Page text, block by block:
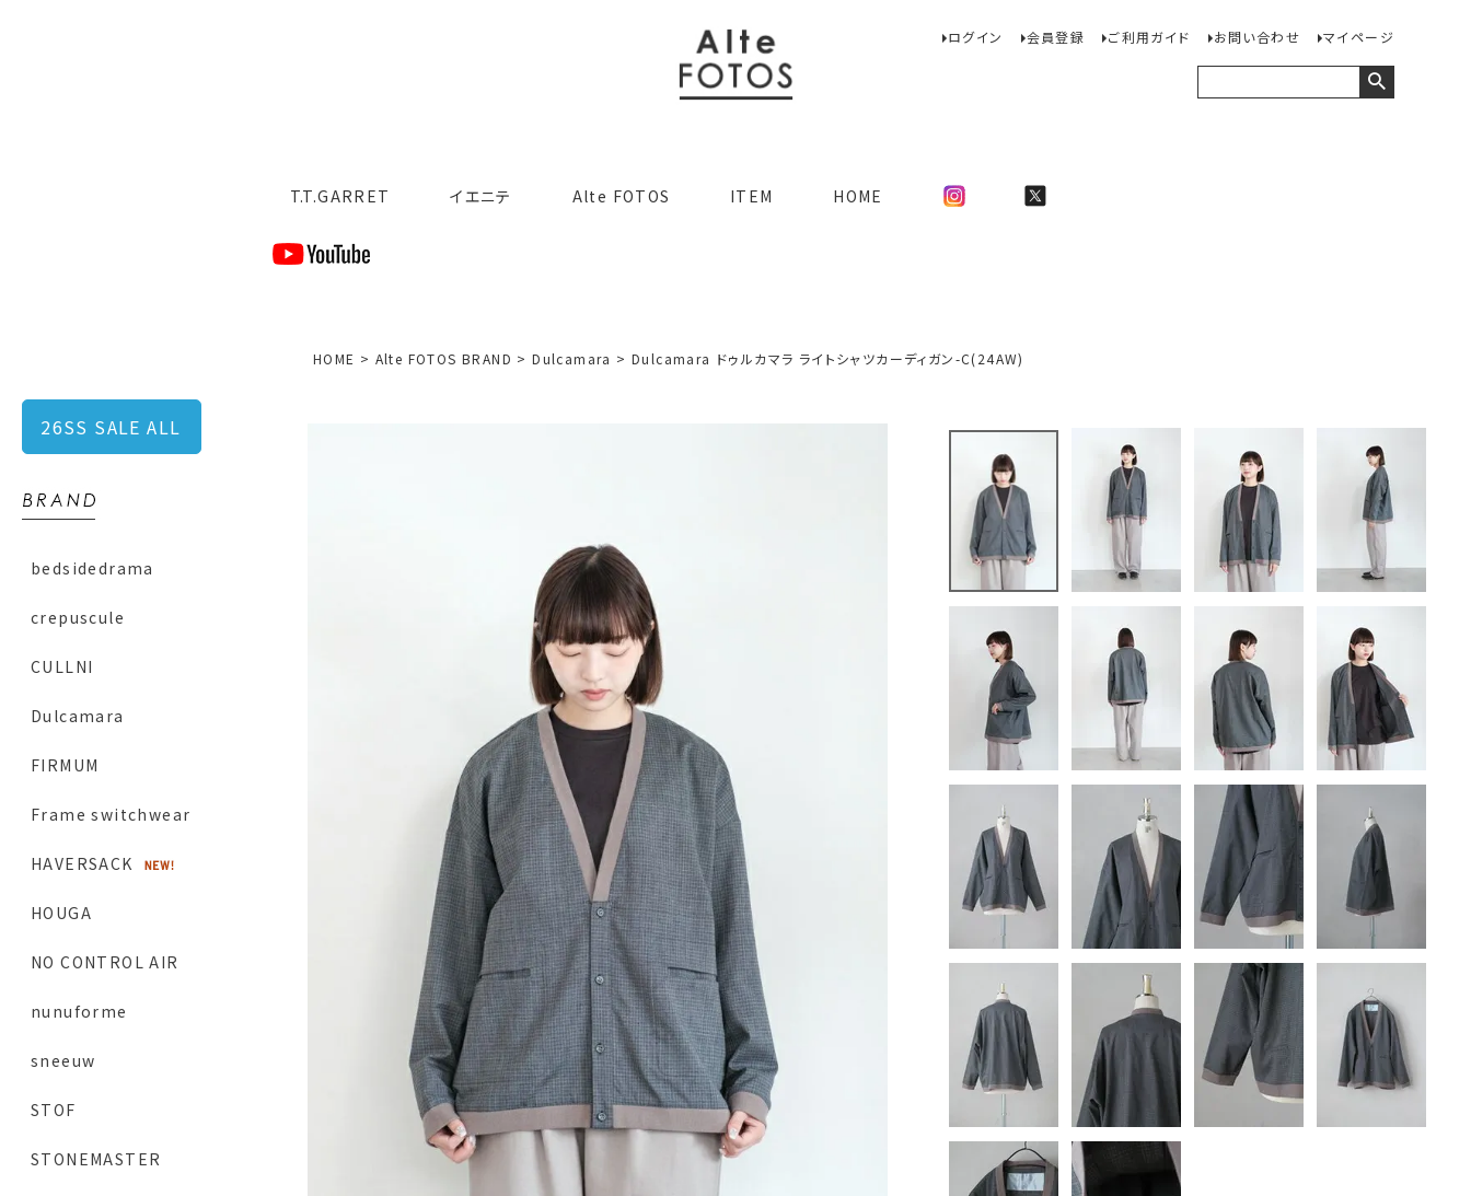
ログイン 会員登録 ご利用ガイド お問い合わせ マイページ
T.T.GARRET イエニテ Alte FOTOS ITEM HOME
26SS SALE ALL
bedsidedrama
crepuscule
CULLNI
Dulcamara
FIRMUM
Frame switchwear
HAVERSACK
HOUGA
NO CONTROL AIR
nunuforme
sneeuw
STOF
STONEMASTER
HOME Alte FOTOS BRAND Dulcamara Dulcamara ドゥルカマラ ライトシャツカーディガン-C(24AW)